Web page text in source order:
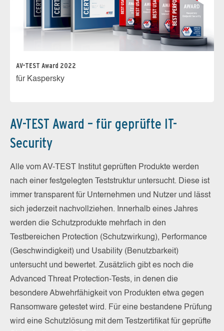
AV-TEST Award 2022
für Kaspersky
AV-TEST Award – für geprüfte IT-
Security
Alle vom AV-TEST Institut geprüften Produkte werden
nach einer festgelegten Teststruktur untersucht. Diese ist
immer transparent für Unternehmen und Nutzer und lässt
sich jederzeit nachvollziehen. Innerhalb eines Jahres
werden die Schutzprodukte mehrfach in den
Testbereichen Protection (Schutzwirkung), Performance
(Geschwindigkeit) und Usability (Benutzbarkeit)
untersucht und bewertet. Zusätzlich gibt es noch die
Advanced Threat Protection-Tests, in denen die
besondere Abwehrfähigkeit von Produkten etwa gegen
Ransomware getestet wird. Für eine bestandene Prüfung
wird eine Schutzlösung mit dem Testzertifikat für geprüfte